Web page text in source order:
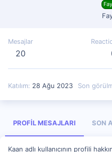
Mesajlar
20
Katılım 28 Ağu 2023 Son
PROFIL MESAJLARI SON
Kaan adlı kullanıcının profili